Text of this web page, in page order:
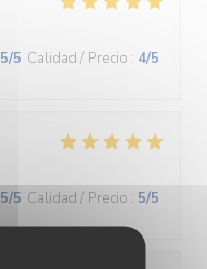
5/5 Calidad / Precio : 4/5
5/5 Calidad / Precio : 5/5